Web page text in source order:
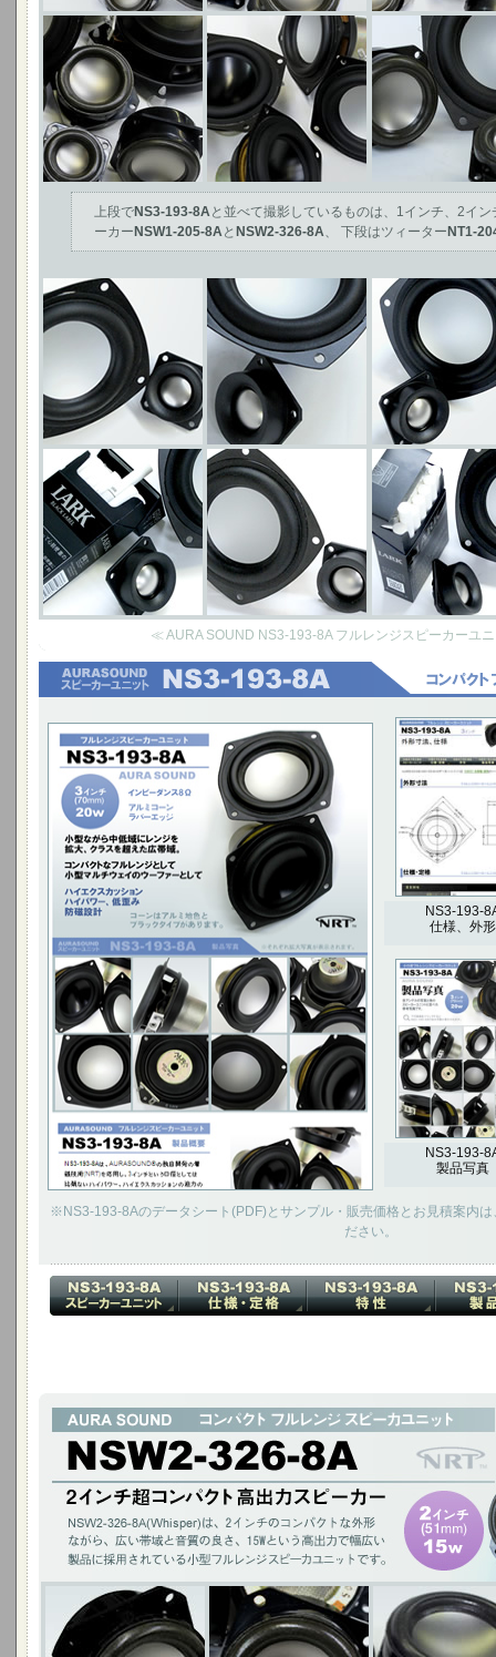
上段でNS3-193-8Aと並べて撮影しているものは、1インチ、2イ
ーカー NSW1-205-8Aと NSW2-326-8A、 下段はツィーター NT1-
≪ AURA SOUND NS3-193-8A フルレンジスピーカーユ
小型ながら中低域にレンジを拡大、クラスを超え
た広帯域。
コンパクトなフルレンジとして小型マルチウェイ
のウーファーとして
ハイエクスカッション ハイパワー、低歪み 防磁設
3インチ(70mm) 20W
NS3-193-
仕様、外形
NS3-193-
製品写真
※NS3-193-8Aのデータシート(PDF)とサンプル・販売価格とお見積案内
ださい。
2インチ超コンパクト 高出力スピーカー
NSW2-326-8A(Whisper)は、2インチのコンパクトな外形ながら、広い帯域
幅広い製品に採用されている小型フルレンジスピーカユニットです。
2インチ(51mm)15W / チタニウムコーン